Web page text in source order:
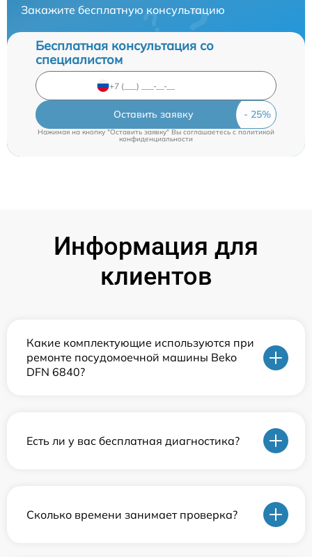
Закажите бесплатную консультацию
Бесплатная консультация со
специалистом
Оставить заявку
Нажимая на кнопку "Оставить заявку" Вы соглашаетесь c политикой
конфиденциальности
Информация для
клиентов
Какие комплектующие используются при
ремонте посудомоечной машины Beko
DFN 6840?
Есть ли у вас бесплатная диагностика?
Сколько времени занимает проверка?